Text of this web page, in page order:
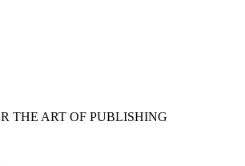
THE ART OF PUBLISHING